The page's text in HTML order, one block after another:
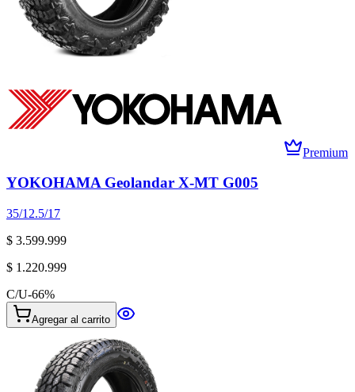
Premium
YOKOHAMA Geolandar X-MT G005
35/12.5/17
$ 3.599.999
$ 1.220.999
C/U-66%
Agregar al carrito